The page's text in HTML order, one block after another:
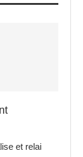
et relai